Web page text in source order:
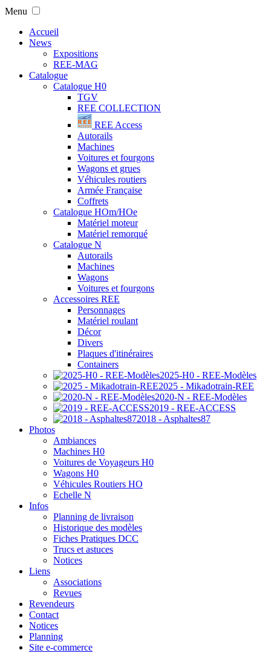
Menu
Accueil
News
Expositions
REE-MAG
Catalogue
Catalogue H0
TGV
REE COLLECTION
REE Access
Autorails
Machines
Voitures et fourgons
Wagons et grues
Véhicules routiers
Armée Française
Coffrets
Catalogue HOm/HOe
Matériel moteur
Matériel remorqué
Catalogue N
Autorails
Machines
Wagons
Voitures et fourgons
Accessoires REE
Personnages
Matériel roulant
Décor
Divers
Plaques d'itinéraires
Containers
2025-H0 - REE-Modèles
2025 - Mikadotrain-REE
2020-N - REE-Modèles
2019 - REE-ACCESS
2018 - Asphaltes87
Photos
Ambiances
Machines H0
Voitures de Voyageurs H0
Wagons H0
Véhicules Routiers HO
Echelle N
Infos
Planning de livraison
Historique des modèles
Fiches Pratiques DCC
Trucs et astuces
Notices
Liens
Associations
Revues
Revendeurs
Contact
Notices
Planning
Site e-commerce